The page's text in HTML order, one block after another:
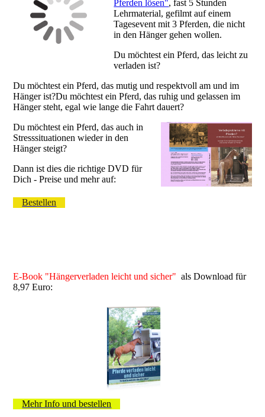
Pferden lösen", fast 5 Stunden
Lehrmaterial, gefilmt auf einem
Tagesevent mit 3 Pferden, die nicht
in den Hänger gehen wollen.
Du möchtest ein Pferd, das leicht zu
verladen ist?
Du möchtest ein Pferd, das mutig und respektvoll am und im
Hänger ist?Du möchtest ein Pferd, das ruhig und gelassen im
Hänger steht, egal wie lange die Fahrt dauert?
Du möchtest ein Pferd, das auch in
Stresssituationen wieder in den
Hänger steigt?
Dann ist dies die richtige DVD für
Dich - Preise und mehr auf:
Bestellen
E-Book "Hängerverladen leicht und sicher" als Download für
8,97 Euro:
Mehr Info und bestellen